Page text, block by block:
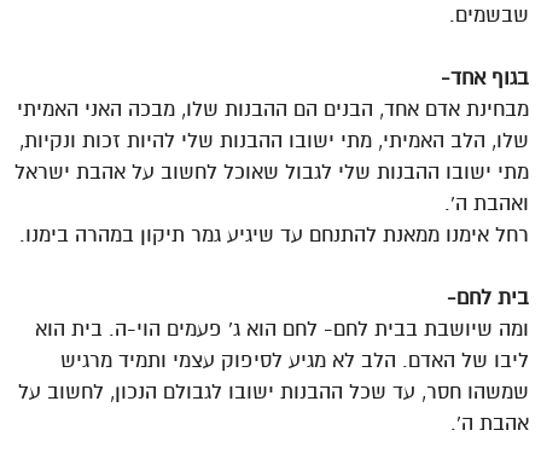
שבשמים.
בגוף אחד-
מבחינת אדם אחד, הבנים הם ההבנות שלו, מבכה האני האמיתי
שלו, הלב האמיתי, מתי ישובו ההבנות שלי להיות זכות ונקיות,
מתי ישובו ההבנות שלי לגבול שאוכל לחשוב על אהבת ישראל
ואהבת ה’.
רחל אימנו ממאנת להתנחם עד שיגיע גמר תיקון במהרה בימנו.
בית לחם-
ומה שיושבת בבית לחם- לחם הוא ג’ פעמים הוי-ה. בית הוא
ליבו של האדם. הלב לא מגיע לסיפוק עצמי ותמיד מרגיש
שמשהו חסר, עד שכל ההבנות ישובו לגבולם הנכון, לחשוב על
אהבת ה’.